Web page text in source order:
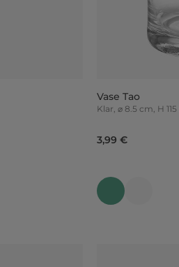
Vase Tao
Klar, ⌀ 8.5 cm, H
3,99 €